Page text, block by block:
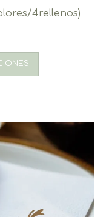
4rellenos)